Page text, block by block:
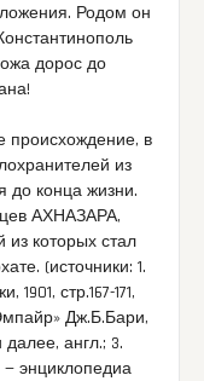
Родом он
дорос до
происхождение, в
из
до конца жизни.
АХНАЗАРА,
которых стал
(источники: 1.
стр.167-171,
Дж.Б.Бари,
далее, англ.; 3.
энциклопедиа